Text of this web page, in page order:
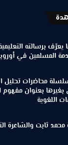
برسالته
المسلمين في
سلسلة محاضرات تحليل
بغيرها بعنوان
اللغوية
محمد ثابت والشاعرة